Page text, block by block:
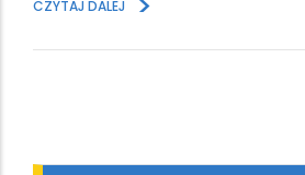
CZYTAJ DALEJ